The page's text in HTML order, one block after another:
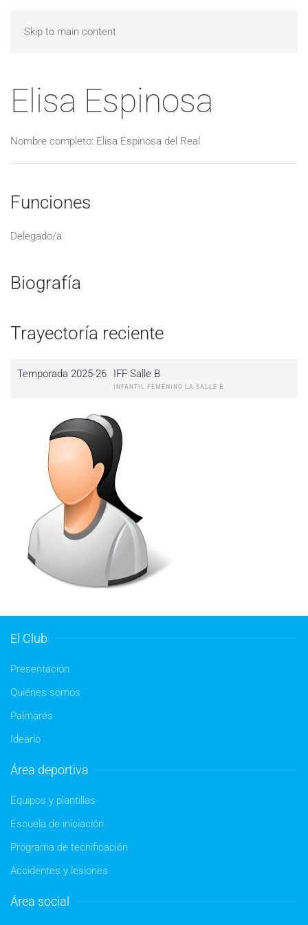
Skip to main content
Elisa Espinosa
Nombre completo: Elisa Espinosa del Real
Funciones
Delegado/a
Biografía
Trayectoría reciente
Temporada 2025-26 IFF Salle B
INFANTIL FEMENINO LA SALLE B
El Club
Presentación
Quiénes somos
Palmarés
Ideario
Área deportiva
Equipos y plantillas
Escuela de iniciación
Programa de tecnificación
Accidentes y lesiones
Área social